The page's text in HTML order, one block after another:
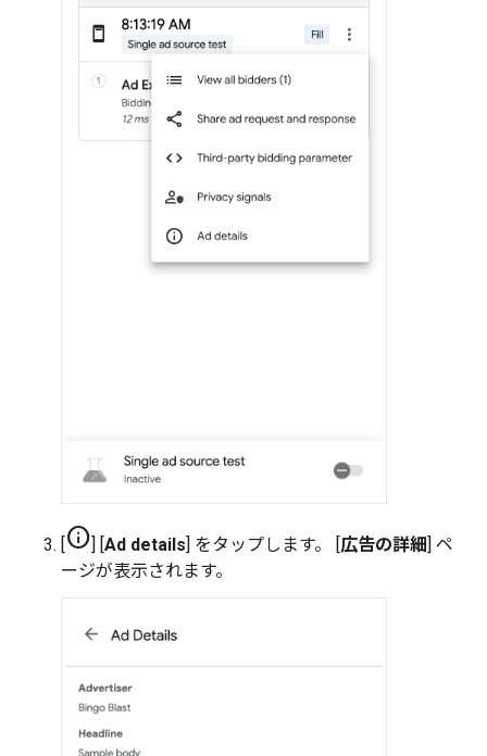
[info] [Ad details] をタップします。 [広告の詳細] ペ
ージが表示されます。